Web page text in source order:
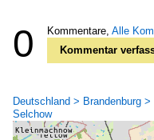
0 Kommentare, Alle
Kommentar
Deutschland > Brandenburg
Selchow